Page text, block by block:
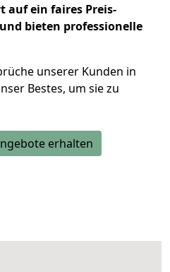
auf ein faires Preis-
bieten professionelle
unserer Kunden in
Bestes, um sie zu
erhalten